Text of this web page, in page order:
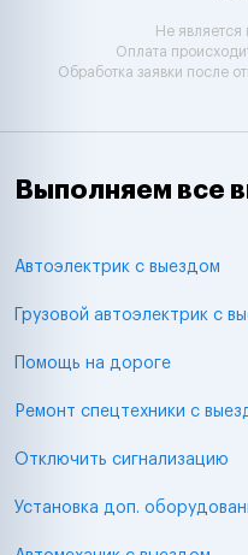
Не является
Оплата
Обработка заявки после
Выполняем все
Автоэлектрик с выездом
Грузовой автоэлектрик с
Помощь на дороге
Ремонт спецтехники с
Отключить сигнализацию
Установка доп.